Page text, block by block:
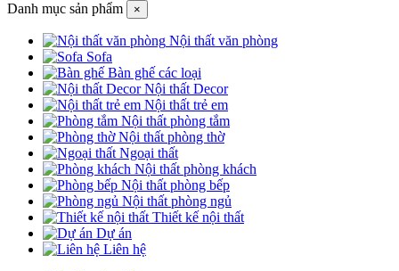
Danh mục sản phẩm ×
Nội thất văn phòng
Sofa
Bàn ghế các loại
Nội thất Decor
Nội thất trẻ em
Nội thất phòng tắm
Nội thất phòng thờ
Ngoại thất
Nội thất phòng khách
Nội thất phòng bếp
Nội thất phòng ngủ
Thiết kế nội thất
Dự án
Liên hệ